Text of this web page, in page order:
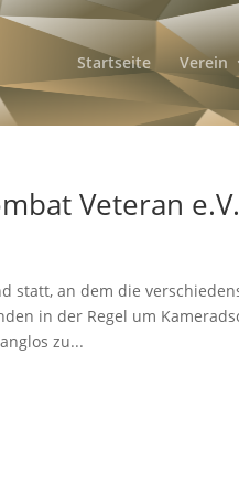
Startseite Verein
Veteran e.V.
statt, an dem die
in der Regel um
zu...